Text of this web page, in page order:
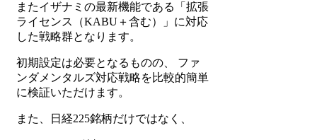
またイザナミの最新機能である「拡張
ライセンス（KABU＋含む）」に対応
した戦略群となります。
初期設定は必要となるものの、 ファ
ンダメンタルズ対応戦略を比較的簡単
に検証いただけます。
また、日経225銘柄だけではなく、